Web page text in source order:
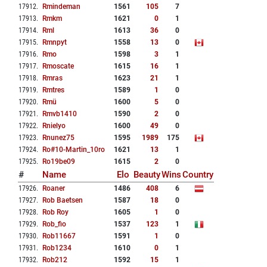
17912. Rmindeman 1561 105
7
17913. Rmkm 1621 0
1
17914. Rml 1613 36
0
17915. Rmnpyt 1558 13
0
17916. Rmo 1598 3
1
17917. Rmoscate 1615 16
1
17918. Rmras 1623 21
1
17919. Rmtres 1589 1
0
17920. Rmü 1600 5
0
17921 . Rmvb1410 1590 2
0
17922. Rnielyo 1600 49
0
17923. Rnunez75 1595 1989
175
17924. Ro#10-Martin_10ro 1621 13
1
17925. Ro19be09 1615 2 0
# Name Elo BeautyWinsCountry
17926. Roaner 1486 408
6
17927. Rob Baetsen 1587 18
0
17928. Rob Roy 1605 1
0
17929. Rob_fio 1537 123
1
17930. Rob11667 1591 1
0
17931 . Rob1234 1610 0
1
17932. Rob212 1592 15
1